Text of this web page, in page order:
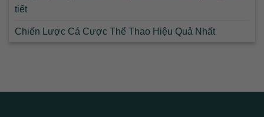
tiết
Chiến Lược Cá Cược Thể Thao Hiệu Quả Nhất